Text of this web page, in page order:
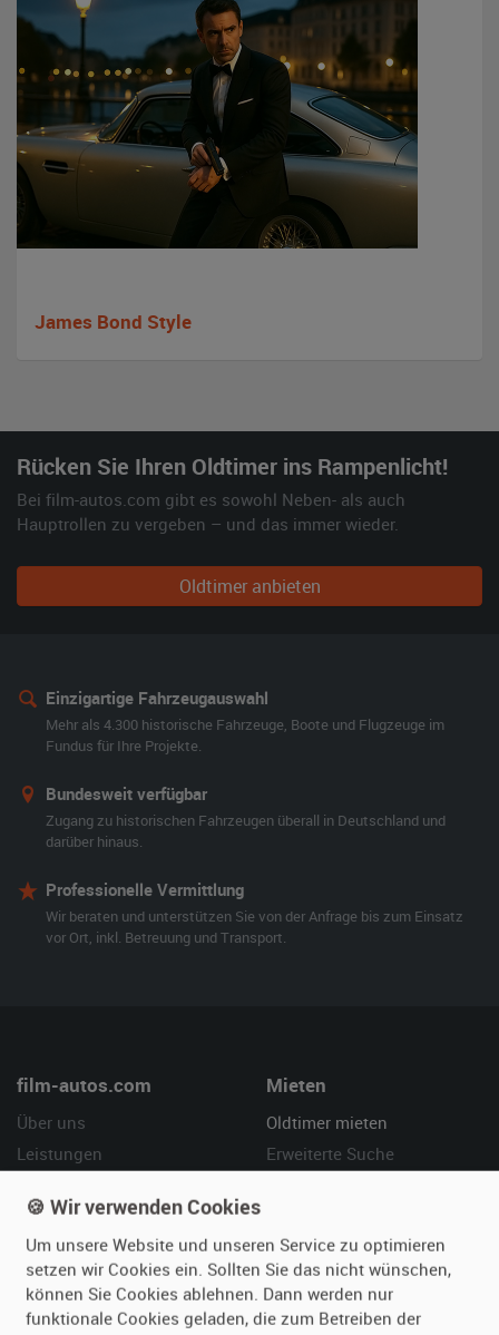
James Bond Style
Rücken Sie Ihren Oldtimer ins Rampenlicht!
Bei film-autos.com gibt es sowohl Neben- als auch
Hauptrollen zu vergeben – und das immer wieder.
Oldtimer anbieten
Einzigartige Fahrzeugauswahl
Mehr als 4.300 historische Fahrzeuge, Boote und Flugzeuge im
Fundus für Ihre Projekte.
Bundesweit verfügbar
Zugang zu historischen Fahrzeugen überall in Deutschland und
darüber hinaus.
Professionelle Vermittlung
Wir beraten und unterstützen Sie von der Anfrage bis zum Einsatz
vor Ort, inkl. Betreuung und Transport.
film-autos.com
Über uns
Leistungen
Kundenmeinungen
Mieten
Oldtimer mieten
Erweiterte Suche
Vermieten
Oldtimer anmelden
Hilfe
Häufige Fragen (FAQ)
🍪 Wir verwenden Cookies
Um unsere Website und unseren Service zu optimieren
setzen wir Cookies ein. Sollten Sie das nicht wünschen,
können Sie Cookies ablehnen. Dann werden nur
funktionale Cookies geladen, die zum Betreiben der